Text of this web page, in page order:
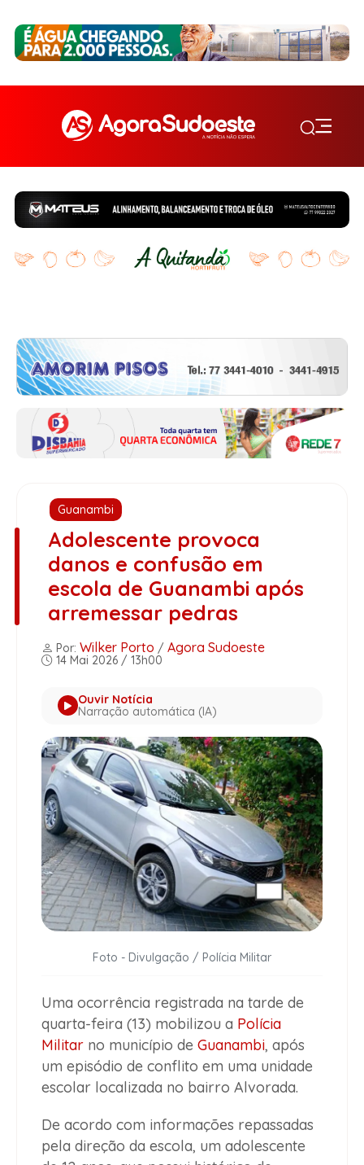
Guanambi
Adolescente provoca
danos e confusão em
escola de Guanambi após
arremessar pedras
Por: Wilker Porto / Agora Sudoeste
14 Mai 2026 / 13h00
Ouvir Notícia
Narração automática (IA)
Foto - Divulgação / Polícia Militar
Uma ocorrência registrada na tarde de
quarta-feira (13) mobilizou a Polícia
Militar no município de Guanambi, após
um episódio de conflito em uma unidade
escolar localizada no bairro Alvorada.
De acordo com informações repassadas
pela direção da escola, um adolescente